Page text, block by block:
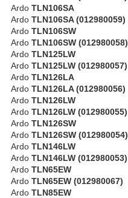
Ardo TLN106SA
Ardo TLN106SA (012980059)
Ardo TLN106SW
Ardo TLN106SW (012980058)
Ardo TLN125LW
Ardo TLN125LW (012980057)
Ardo TLN126LA
Ardo TLN126LA (012980056)
Ardo TLN126LW
Ardo TLN126LW (012980055)
Ardo TLN126SW
Ardo TLN126SW (012980054)
Ardo TLN146LW
Ardo TLN146LW (012980053)
Ardo TLN65EW
Ardo TLN65EW (012980067)
Ardo TLN85EW